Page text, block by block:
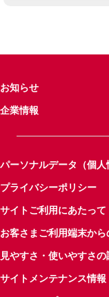
お知らせ
企業情報
パーソナルデータ（個
プライバシーポリシー
サイトご利用にあたって
お客さまご利用端末か
見やすさ・使いやすさの
サイトメンテナンス情報